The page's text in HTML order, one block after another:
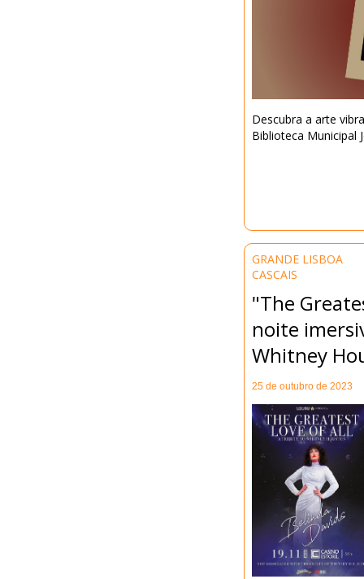
Descubra a arte
Biblioteca Municipal
GRANDE LISBOA
CASCAIS
"The
noite
Whitney
25 de outubro de 2023